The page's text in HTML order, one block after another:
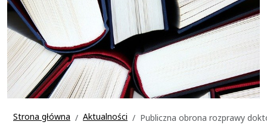
Strona główna Aktualności Publiczna obrona rozprawy